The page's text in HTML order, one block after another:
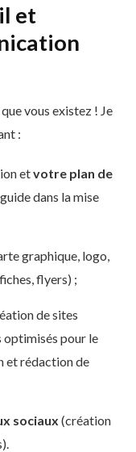
et
vous existez ! Je
:
etvotre plan de
dans la mise
graphique, logo,
flyers) ;
de sites
optimisés pour le
et rédaction de
sociaux (création